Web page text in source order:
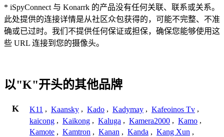
* iSpyConnect 与 Konarrk 的产品没有任何关联、联系或关系。
此处提供的连接详情是从社区众包获得的，可能不完整、不准
确或已过时。我们不提供任何保证或担保，确保您能够使用这
些 URL 连接到您的摄像头。
以"K"开头的其他品牌
K K11 , Kaansky , Kado , Kadymay , Kafeoinos Tv ,
kaicong , Kaikong , Kaluga , Kamera2000 , Kamo ,
Kamote , Kamtron , Kanan , Kanda , Kang Xun ,